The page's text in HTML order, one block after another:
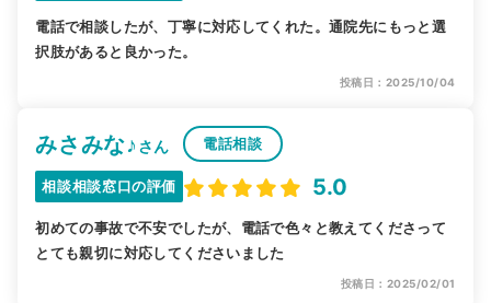
電話で相談したが、丁寧に対応してくれた。通院先にもっと選
択肢があると良かった。
投稿日：2025/10/04
みさみな♪ さん 電話相談
相談相談窓口の評価 5.0
初めての事故で不安でしたが、電話で色々と教えてくださって
とても親切に対応してくださいました
投稿日：2025/02/01